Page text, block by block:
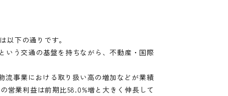
下の通りです。
いう交通の基盤を持ちながら、不動産・国際
流事業における取り扱い高の増加などが業績
営業利益は前期比58.0%増と大きく伸長して